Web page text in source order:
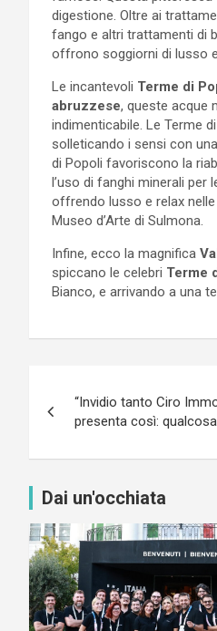
digestione. Oltre ai
fango e altri trattamenti di
offrono soggiorni di lusso
Le incantevoli Terme di
abruzzese, queste acque
indimenticabile. Le Terme
solleticando i sensi con
di Popoli favoriscono la
l’uso di fanghi minerali per
offrendo lusso e relax
Museo d’Arte di Sulmona.
Infine, ecco la magnifica
spiccano le celebri Terme
Bianco, e arrivando a una
articoli
“Invidio tanto Ciro
presenta così:
Dai un'occhiata